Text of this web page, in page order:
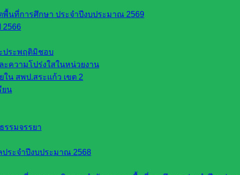
พื้นที่การศึกษา ประจำปีงบประมาณ 2569
2566
ประพฤติมิชอบ
ความโปร่งใสในหน่วยงาน
น สพป.สระแก้ว เขต 2
ยน
รรมจรรยา
ระจำปีงบประมาณ 2568